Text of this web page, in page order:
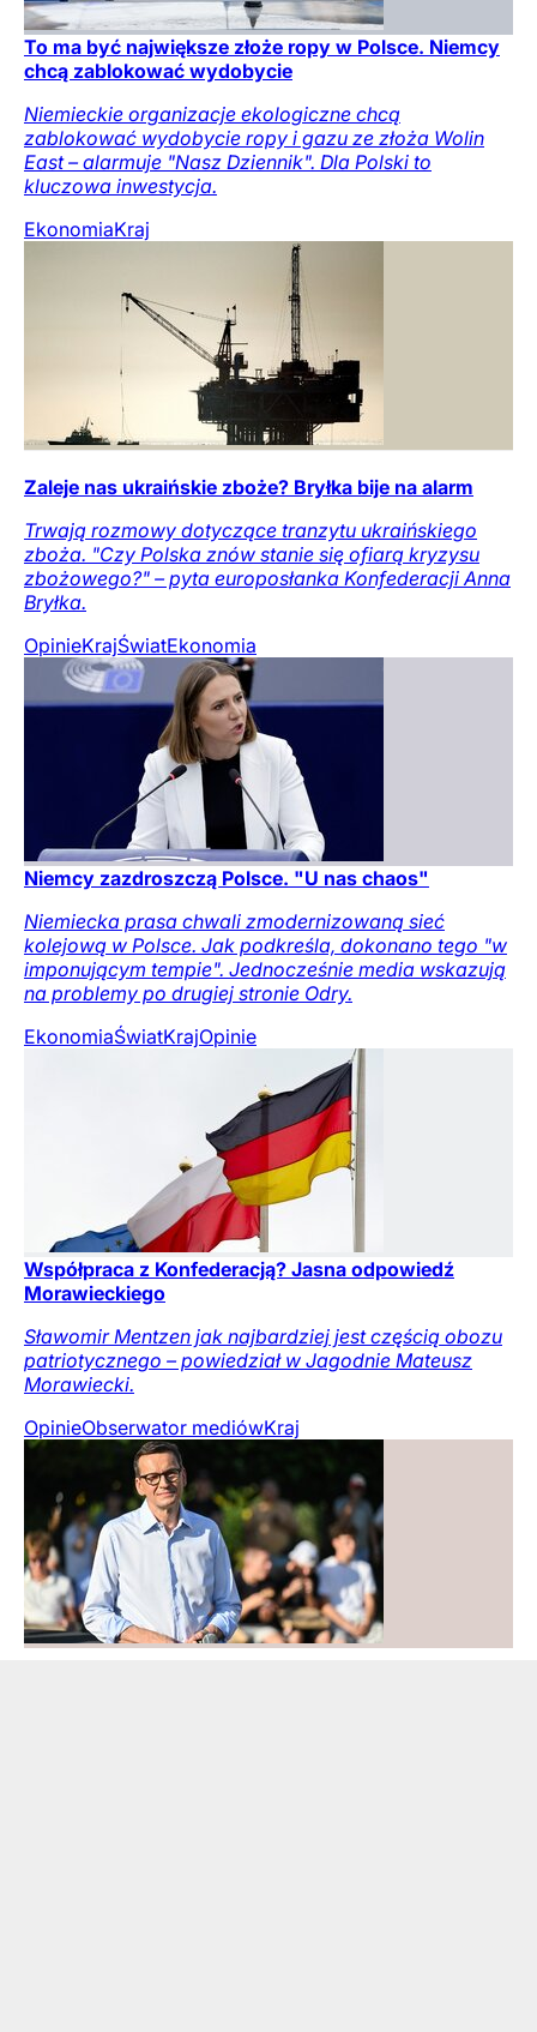
To ma być największe złoże ropy w Polsce. Niemcy
chcą zablokować wydobycie
Niemieckie organizacje ekologiczne chcą
zablokować wydobycie ropy i gazu ze złoża Wolin
East – alarmuje "Nasz Dziennik". Dla Polski to
kluczowa inwestycja.
EkonomiaKraj
Zaleje nas ukraińskie zboże? Bryłka bije na alarm
Trwają rozmowy dotyczące tranzytu ukraińskiego
zboża. "Czy Polska znów stanie się ofiarą kryzysu
zbożowego?" – pyta europosłanka Konfederacji Anna
Bryłka.
OpinieKrajŚwiatEkonomia
Niemcy zazdroszczą Polsce. "U nas chaos"
Niemiecka prasa chwali zmodernizowaną sieć
kolejową w Polsce. Jak podkreśla, dokonano tego "w
imponującym tempie". Jednocześnie media wskazują
na problemy po drugiej stronie Odry.
EkonomiaŚwiatKrajOpinie
Współpraca z Konfederacją? Jasna odpowiedź
Morawieckiego
Sławomir Mentzen jak najbardziej jest częścią obozu
patriotycznego – powiedział w Jagodnie Mateusz
Morawiecki.
OpinieObserwator mediówKraj